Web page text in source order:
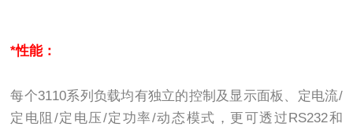
*性能：
每个3110系列负载均有独立的控制及显示面板、定电流/
定电阻/定电压/定功率/动态模式，更可透过RS232和